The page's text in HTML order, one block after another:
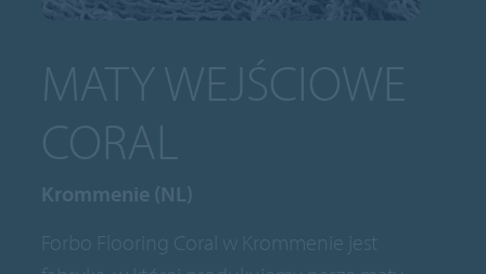
MATY WEJŚCIOWE
CORAL
Krommenie (NL)
Forbo Flooring Coral w Krommenie jest